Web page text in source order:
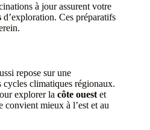
à jour assurent votre
d’exploration. Ces préparatifs
repose sur une
climatiques régionaux.
explorer la côte ouest et
convient mieux à l’est et au